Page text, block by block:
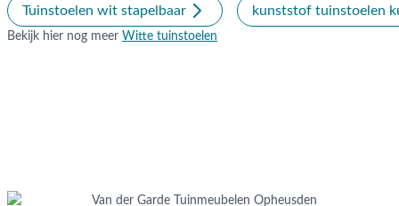
Tuinstoelen wit stapelbaar kunststof tuinstoelen
Bekijk hier nog meer Witte tuinstoelen